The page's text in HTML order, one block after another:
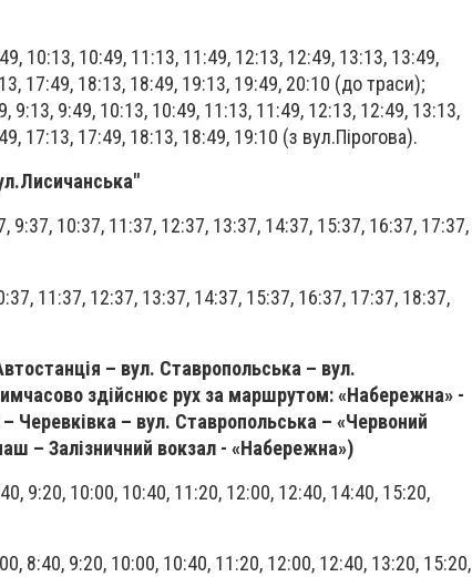
10:13, 10:49, 11:13, 11:49, 12:13, 12:49, 13:13, 13:49,
17:49, 18:13, 18:49, 19:13, 19:49, 20:10 (до траси);
9:13, 9:49, 10:13, 10:49, 11:13, 11:49, 12:13, 12:49, 13:13,
17:13, 17:49, 18:13, 18:49, 19:10 (з вул.Пірогова).
9:37, 10:37, 11:37, 12:37, 13:37, 14:37, 15:37, 16:37, 17:37,
11:37, 12:37, 13:37, 14:37, 15:37, 16:37, 17:37, 18:37,
– вул. Ставропольська – вул.
здійснює рух за маршрутом: «Набережна» -
– вул. Ставропольська – «Червоний
– Залізничний вокзал - «Набережна»)
9:20, 10:00, 10:40, 11:20, 12:00, 12:40, 14:40, 15:20,
8:40, 9:20, 10:00, 10:40, 11:20, 12:00, 12:40, 13:20, 15:20,